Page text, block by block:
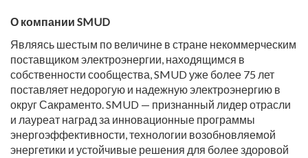
О компании SMUD
Являясь шестым по величине в стране некоммерческим
поставщиком электроэнергии, находящимся в
собственности сообщества, SMUD уже более 75 лет
поставляет недорогую и надежную электроэнергию в
округ Сакраменто. SMUD — признанный лидер отрасли
и лауреат наград за инновационные программы
энергоэффективности, технологии возобновляемой
энергетики и устойчивые решения для более здоровой